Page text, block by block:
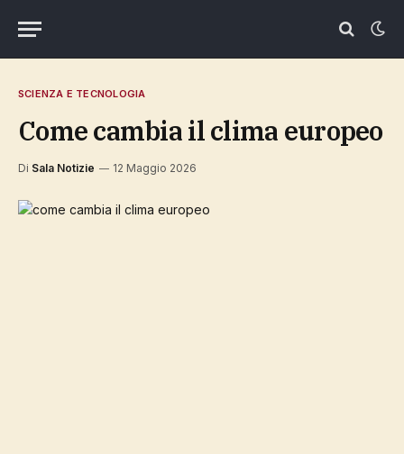
SCIENZA E TECNOLOGIA
come cambia il clima europeo
Di Sala Notizie 12 Maggio 2026